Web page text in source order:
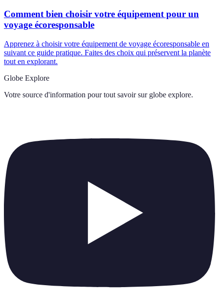
Comment bien choisir votre équipement pour un
voyage écoresponsable
Apprenez à choisir votre équipement de voyage écoresponsable en
suivant ce guide pratique. Faites des choix qui préservent la planète
tout en explorant.
Globe Explore
Votre source d'information pour tout savoir sur globe explore.